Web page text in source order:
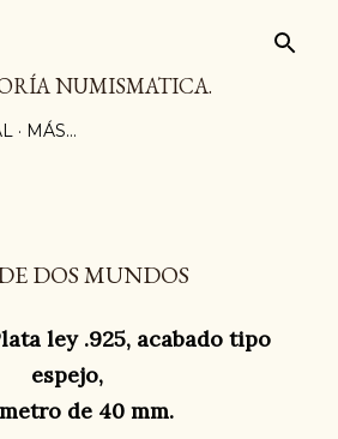
NUMISMATICA.
MÁS…
DOS MUNDOS
ley .925, acabado tipo
espejo,
de 40 mm.